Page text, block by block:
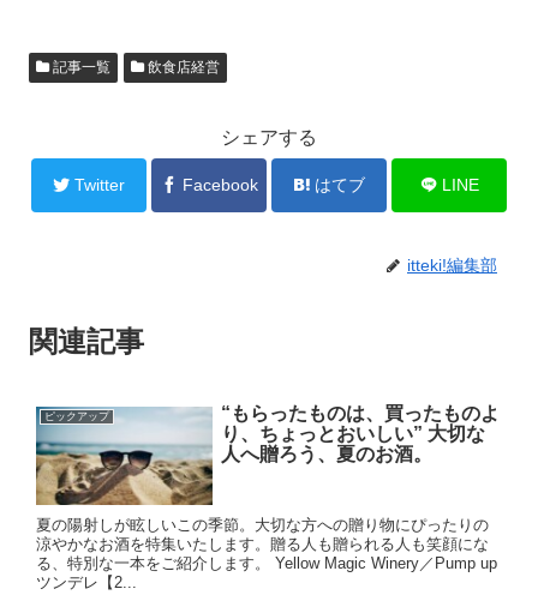
記事一覧 飲食店経営
シェアする
Twitter Facebook はてブ LINE
itteki!編集部
関連記事
ピックアップ
“もらったものは、買ったものよ
り、ちょっとおいしい” 大切な
人へ贈ろう、夏のお酒。
夏の陽射しが眩しいこの季節。大切な方への贈り物にぴったりの
涼やかなお酒を特集いたします。贈る人も贈られる人も笑顔にな
る、特別な一本をご紹介します。 Yellow Magic Winery／Pump up
ツンデレ【2...